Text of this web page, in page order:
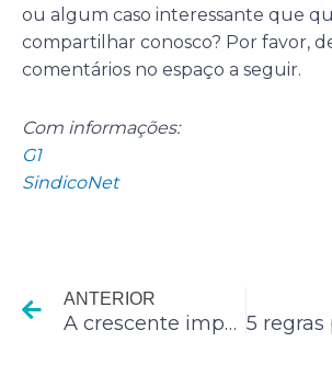
ou algum caso interessante que
compartilhar conosco? Por favor,
comentários no espaço a seguir.
Com informações:
G1
SindicoNet
ANTERIOR
A crescente importância da mídia social para dentistas